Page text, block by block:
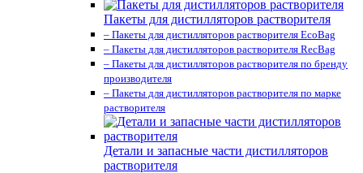
Пакеты для дистилляторов растворителя
– Пакеты для дистилляторов растворителя EcoBag
– Пакеты для дистилляторов растворителя RecBag
– Пакеты для дистилляторов растворителя по бренду
производителя
– Пакеты для дистилляторов растворителя по марке
растворителя
Детали и запасные части дистилляторов
растворителя